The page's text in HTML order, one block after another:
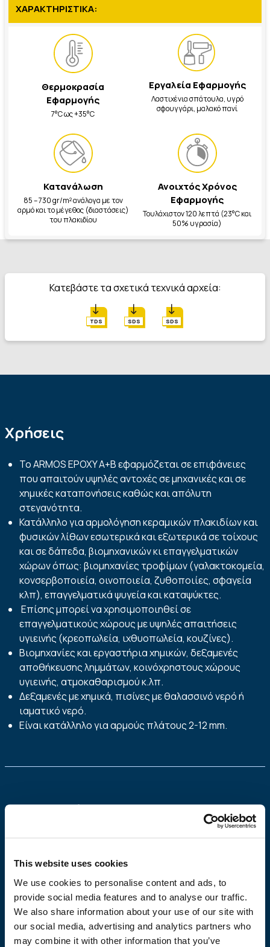
This website uses cookies
We use cookies to personalise content and ads, to
provide social media features and to analyse our traffic.
We also share information about your use of our site with
our social media, advertising and analytics partners who
may combine it with other information that you’ve
ΧΑΡΑΚΤΗΡΙΣΤΙΚΑ:
Θερμοκρασία
Εφαρμογής
7°C ως +35°C
Εργαλεία Εφαρμογής
Λαστιχένια σπάτουλα, υγρό
σφουγγάρι, μαλακό πανί
Κατανάλωση
85 – 730 gr/m² ανάλογα με τον
αρμό και το μέγεθος (διαστάσεις)
του πλακιδίου
Ανοιχτός Χρόνος
Εφαρμογής
Τουλάχιστον 120 λεπτά (23°C και
50% υγρασία)
Κατεβάστε τα σχετικά τεχνικά αρχεία:
TDS SDS SDS
Χρήσεις
Το ARMOS EPOXY A+B εφαρμόζεται σε επιφάνειες
που απαιτούν υψηλές αντοχές σε μηχανικές και σε
χημικές καταπονήσεις καθώς και απόλυτη
στεγανότητα.
Κατάλληλο για αρμολόγηση κεραμικών πλακιδίων και
φυσικών λίθων εσωτερικά και εξωτερικά σε τοίχους
και σε δάπεδα, βιομηχανικών κι επαγγελματικών
χώρων όπως: βιομηχανίες τροφίμων (γαλακτοκομεία,
κονσερβοποιεία, οινοποιεία, ζυθοποιίες, σφαγεία
κλπ), επαγγελματικά ψυγεία και καταψύκτες.
Επίσης μπορεί να χρησιμοποιηθεί σε
επαγγελματικούς χώρους με υψηλές απαιτήσεις
υγιεινής (κρεοπωλεία, ιχθυοπωλεία, κουζίνες).
Βιομηχανίες και εργαστήρια χημικών, δεξαμενές
αποθήκευσης λημμάτων, κοινόχρηστους χώρους
υγιεινής, ατμοκαθαρισμού κ.λπ.
Δεξαμενές με χημικά, πισίνες με θαλασσινό νερό ή
ιαματικό νερό.
Είναι κατάλληλο για αρμούς πλάτους 2-12 mm.
Πλεονεκτήματα
Δεν επηρεάζεται από οξέα, βάσεις, διαβρωτικά
Έχει πολύ καλή πρόσφυση και δεν επηρεάζεται από
καταπονήσεις.
Εφαρμόζεται σε κάθετες και επίπεδες επιφάνειες με
ιδιαίτερη ευκολία και καθαρίζεται με σκληρά
σφουγγάρια και καθαρό νερό.